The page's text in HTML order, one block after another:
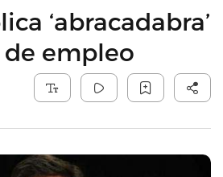
‘abracadabra’
de empleo